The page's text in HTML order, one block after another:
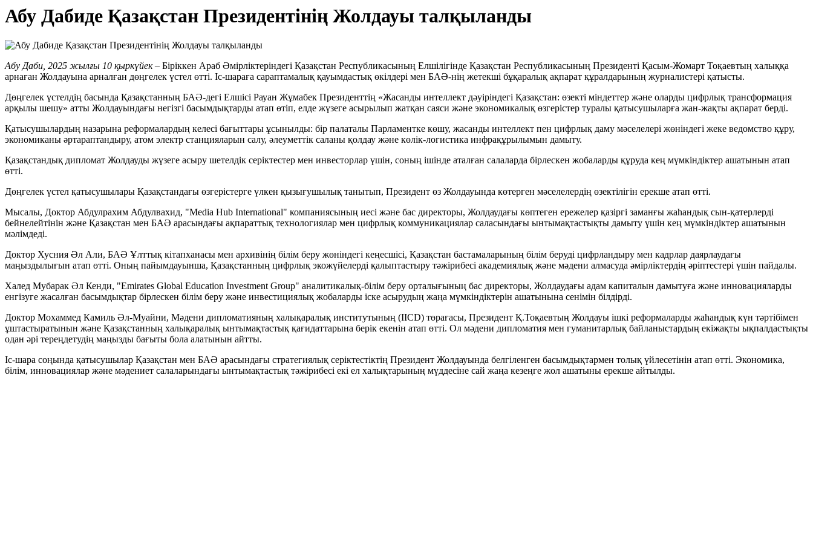
Абу Дабиде Қазақстан Президентінің Жолдауы талқыланды
Абу Даби, 2025 жылғы 10 қыркүйек – Біріккен Араб Әмірліктеріндегі Қазақстан Республикасының Елшілігінде Қазақстан Республикасының Президенті Қасым-Жомарт Тоқаевтың халыққа
арнаған Жолдауына арналған дөңгелек үстел өтті. Іс-шараға сараптамалық қауымдастық өкілдері мен БАӘ-нің жетекші бұқаралық ақпарат құралдарының журналистері қатысты.
Дөңгелек үстелдің басында Қазақстанның БАӘ-дегі Елшісі Рауан Жұмабек Президенттің «Жасанды интеллект дәуіріндегі Қазақстан: өзекті міндеттер және оларды цифрлық трансформация
арқылы шешу» атты Жолдауындағы негізгі басымдықтарды атап өтіп, елде жүзеге асырылып жатқан саяси және экономикалық өзгерістер туралы қатысушыларға жан-жақты ақпарат берді.
Қатысушылардың назарына реформалардың келесі бағыттары ұсынылды: бір палаталы Парламентке көшу, жасанды интеллект пен цифрлық даму мәселелері жөніндегі жеке ведомство құру,
экономиканы әртараптандыру, атом электр станцияларын салу, әлеуметтік саланы қолдау және көлік-логистика инфрақұрылымын дамыту.
Қазақстандық дипломат Жолдауды жүзеге асыру шетелдік серіктестер мен инвесторлар үшін, соның ішінде аталған салаларда бірлескен жобаларды құруда кең мүмкіндіктер ашатынын атап
өтті.
Дөңгелек үстел қатысушылары Қазақстандағы өзгерістерге үлкен қызығушылық танытып, Президент өз Жолдауында көтерген мәселелердің өзектілігін ерекше атап өтті.
Мысалы, Доктор Абдулрахим Абдулвахид, "Media Hub International" компаниясының иесі және бас директоры, Жолдаудағы көптеген ережелер қазіргі заманғы жаһандық сын-қатерлерді
бейнелейтінін және Қазақстан мен БАӘ арасындағы ақпараттық технологиялар мен цифрлық коммуникациялар саласындағы ынтымақтастықты дамыту үшін кең мүмкіндіктер ашатынын
мәлімдеді.
Доктор Хусния Әл Али, БАӘ Ұлттық кітапханасы мен архивінің білім беру жөніндегі кеңесшісі, Қазақстан бастамаларының білім беруді цифрландыру мен кадрлар даярлаудағы
маңыздылығын атап өтті. Оның пайымдауынша, Қазақстанның цифрлық экожүйелерді қалыптастыру тәжірибесі академиялық және мәдени алмасуда әмірліктердің әріптестері үшін пайдалы.
Халед Мубарак Әл Кенди, "Emirates Global Education Investment Group" аналитикалық-білім беру орталығының бас директоры, Жолдаудағы адам капиталын дамытуға және инновацияларды
енгізуге жасалған басымдықтар бірлескен білім беру және инвестициялық жобаларды іске асырудың жаңа мүмкіндіктерін ашатынына сенімін білдірді.
Доктор Мохаммед Камиль Әл-Муайни, Мәдени дипломатияның халықаралық институтының (IICD) төрағасы, Президент Қ.Тоқаевтың Жолдауы ішкі реформаларды жаһандық күн тәртібімен
ұштастыратынын және Қазақстанның халықаралық ынтымақтастық қағидаттарына берік екенін атап өтті. Ол мәдени дипломатия мен гуманитарлық байланыстардың екіжақты ықпалдастықты
одан әрі тереңдетудің маңызды бағыты бола алатынын айтты.
Іс-шара соңында қатысушылар Қазақстан мен БАӘ арасындағы стратегиялық серіктестіктің Президент Жолдауында белгіленген басымдықтармен толық үйлесетінін атап өтті. Экономика,
білім, инновациялар және мәдениет салаларындағы ынтымақтастық тәжірибесі екі ел халықтарының мүддесіне сай жаңа кезеңге жол ашатыны ерекше айтылды.